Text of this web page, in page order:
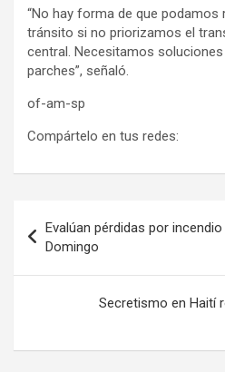
“No hay forma de que podamos
tránsito si no priorizamos el
central. Necesitamos
parches”, señaló.
of-am-sp
Compártelo en tus redes:
de
entradas
Evalúan pérdidas por
Domingo
Secretismo en Haití